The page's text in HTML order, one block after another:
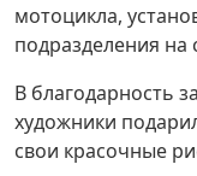
мотоцикла,
подразделения
В благодарность
художники
свои красочные